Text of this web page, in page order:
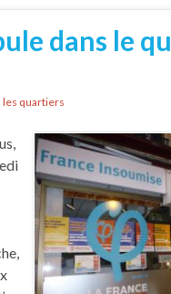
dans le
les quartiers